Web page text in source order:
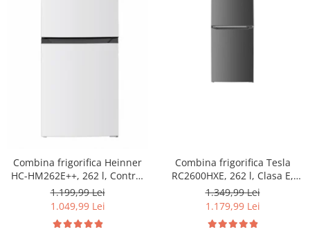
Combina frigorifica Heinner
HC-HM262E++, 262 l, Control
electronic, Iluminare LED, Usi
reversibile, Clasa E, H 180 cm,
Alb
1.199,99 Lei
1.049,99 Lei
Combina frigorifica Tesla
RC2600HXE, 262 l, Clasa E,
Iluminare LED, dezghetare
automata frigider, H 180 cm,
Inox
1.349,99 Lei
1.179,99 Lei